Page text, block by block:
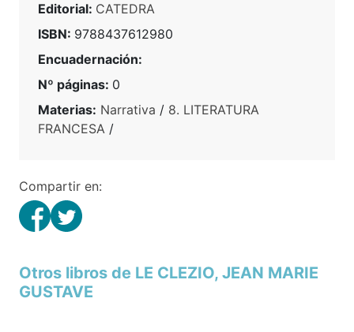
Editorial: CATEDRA
ISBN: 9788437612980
Encuadernación:
Nº páginas: 0
Materias: Narrativa / 8. LITERATURA
FRANCESA /
Compartir en:
Otros libros de LE CLEZIO, JEAN MARIE
GUSTAVE